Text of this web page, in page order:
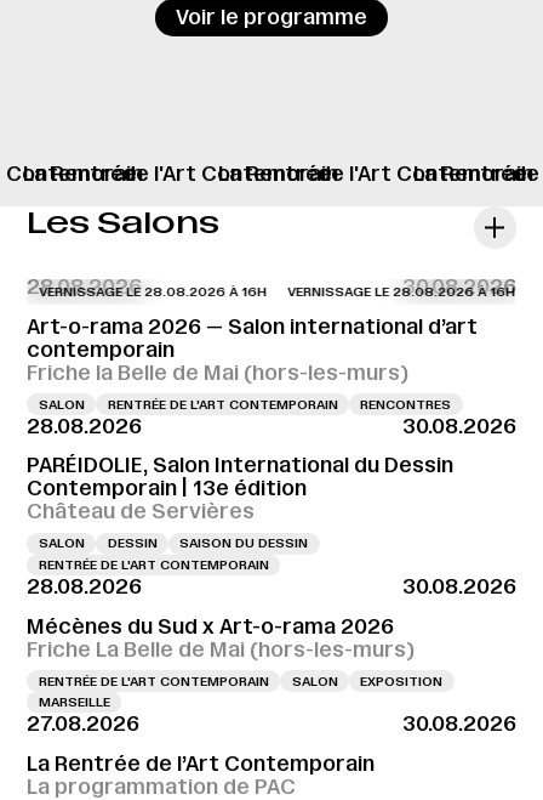
Voir le programme
Contemorain
La Rentréede l'Art Contemorain
La Rentréede l'Art Contemorain
La Rentrée
Les Salons
28.08.2026 30.08.2026
VERNISSAGE LE 28.08.2026 À 16H VERNISSAGE LE 28.08.2026 À 16H
Art-o-rama 2026 — Salon international d’art
contemporain
Friche la Belle de Mai (hors-les-murs)
SALON RENTRÉE DE L'ART CONTEMPORAIN RENCONTRES
28.08.2026
30.08.2026
PARÉIDOLIE, Salon International du Dessin
Contemporain | 13e édition
Château de Servières
SALON DESSIN
SAISON DU DESSIN
RENTRÉE DE L'ART CONTEMPORAIN
28.08.2026
30.08.2026
Mécènes du Sud x Art-o-rama 2026
Friche La Belle de Mai (hors-les-murs)
RENTRÉE DE L'ART CONTEMPORAIN SALON
EXPOSITION
MARSEILLE
27.08.2026
30.08.2026
La Rentrée de l’Art Contemporain
La programmation de PAC